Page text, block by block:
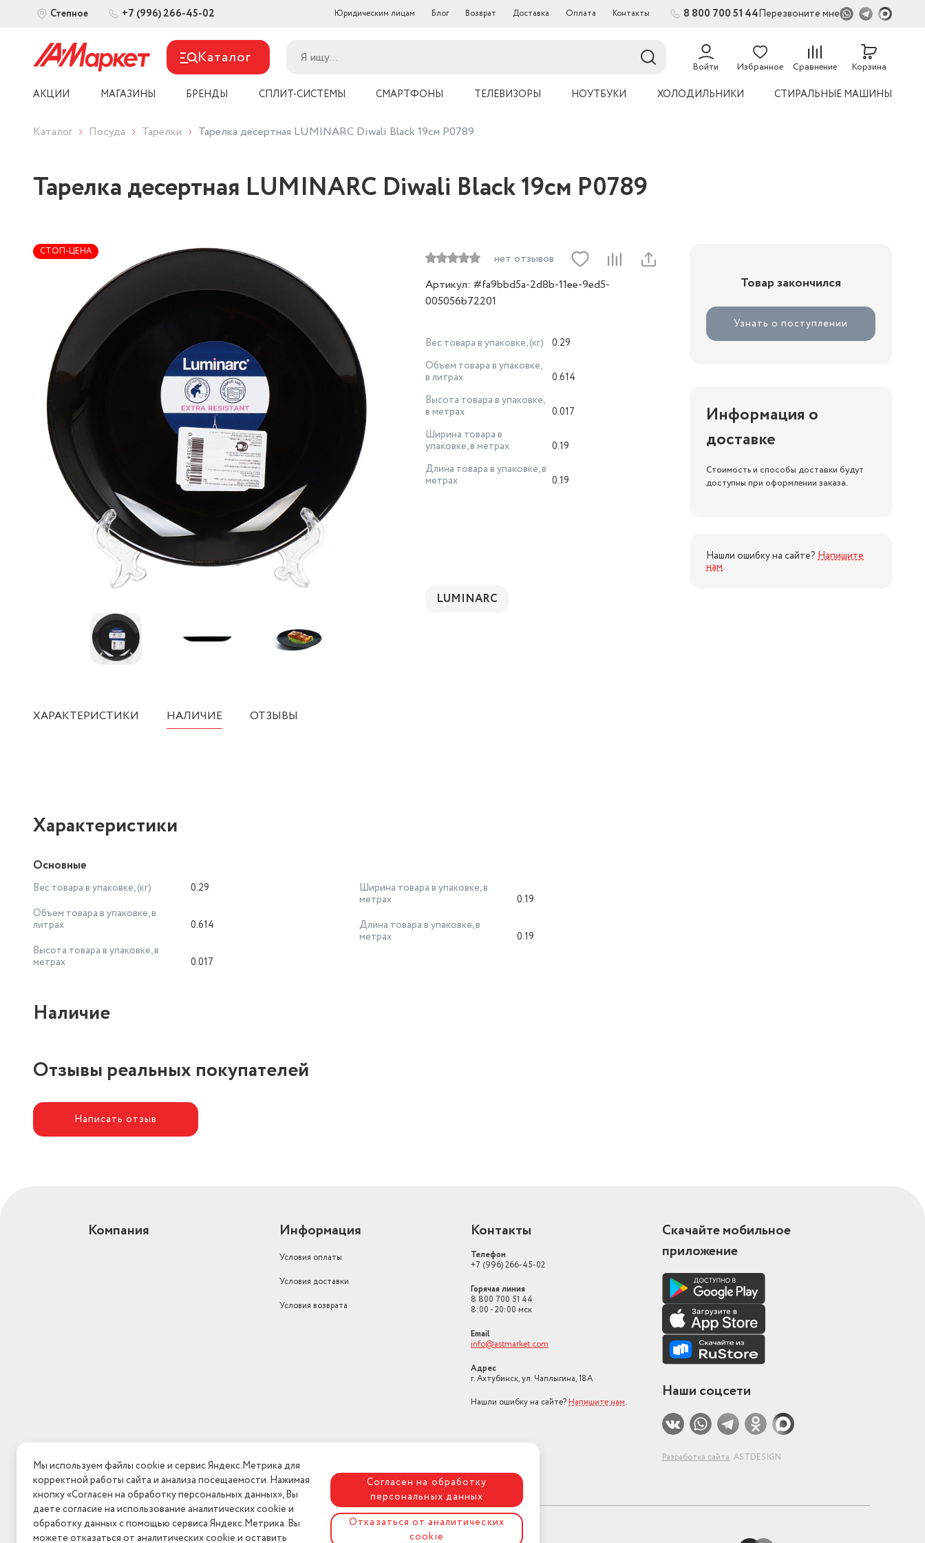
Степное +7 (996) 266-45-02 Юридическим лицам Блог Возврат Доставка Оплата Контакты 8 800 700 51 44Перезвоните мне
Каталог Войти Избранное Сравнение
54
Корзина
АКЦИИ МАГАЗИНЫ БРЕНДЫ СПЛИТ-СИСТЕМЫ СМАРТФОНЫ ТЕЛЕВИЗОРЫ НОУТБУКИ ХОЛОДИЛЬНИКИ СТИРАЛЬНЫЕ МАШИНЫ
Каталог Посуда Тарелки Тарелка десертная LUMINARC Diwali Black 19см P0789
Тарелка десертная LUMINARC Diwali Black 19см P0789
СТОП-ЦЕНА
нет отзывов
Артикул: #fa9bbd5a-2d8b-11ee-9ed5-
005056b72201
Вес товара в упаковке, (кг)
0.29
Объем товара в упаковке,
в литрах
0.614
Высота товара в упаковке,
в метрах
0.017
Ширина товара в
упаковке, в метрах
0.19
Длина товара в упаковке, в
метрах
0.19
LUMINARC
Товар закончился
Узнать о поступлении
Информация о
доставке
Стоимость и способы доставки будут
доступны при оформлении заказа.
Нашли ошибку на сайте? Напишите
нам.
ХАРАКТЕРИСТИКИ НАЛИЧИЕ ОТЗЫВЫ
Характеристики
Основные
Вес товара в упаковке, (кг)
0.29
Объем товара в упаковке, в
литрах
0.614
Высота товара в упаковке, в
метрах
0.017
Ширина товара в упаковке, в
метрах
0.19
Длина товара в упаковке, в
метрах
0.19
Наличие
Отзывы реальных покупателей
Написать отзыв
Компания Информация
Условия оплаты
Условия доставки
Условия возврата
Контакты
Телефон
+7 (996) 266-45-02
Горячая линия
8 800 700 51 44
8:00 - 20:00 мск
Email
info@astmarket.com
Адрес
г. Ахтубинск, ул. Чаплыгина, 18А
Нашли ошибку на сайте? Напишите нам.
Скачайте мобильное
приложение
Наши соцсети
Разработка сайта ASTDESIGN
Мы используем файлы cookie и сервис Яндекс.Метрика для
корректной работы сайта и анализа посещаемости. Нажимая
кнопку «Согласен на обработку персональных данных», Вы
даете согласие на использование аналитических cookie и
обработку данных с помощью сервиса Яндекс.Метрика. Вы
можете отказаться от аналитических cookie и оставить
Согласен на обработку
персональных данных
Отказаться от аналитических
cookie